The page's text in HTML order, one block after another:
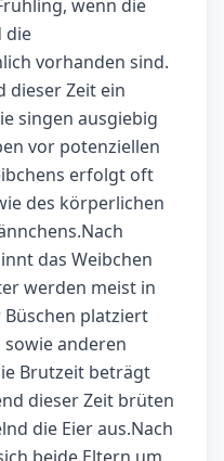
wenn die
die
vorhanden sind.
dieser Zeit ein
singen ausgiebig
vor potenziellen
erfolgt oft
des körperlichen
das Weibchen
werden meist in
platziert
anderen
Brutzeit beträgt
dieser Zeit brüten
die Eier aus.Nach